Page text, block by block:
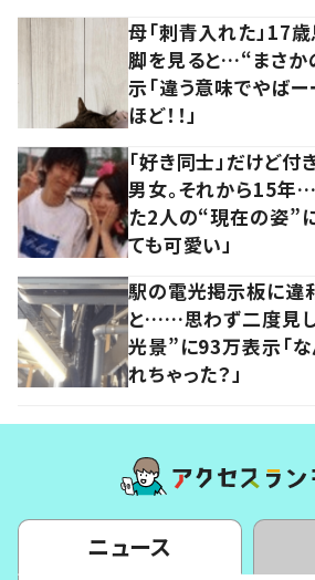
母「刺青入れた」17歳
脚を見ると…“まさ
示「違う意味でやばー
ほど！！」
「好き同士」だけど付
男女。それから15年
た2人の“現在の姿”
ても可愛い」
駅の電光掲示板に違
と……思わず二度見し
光景”に93万表示「な
れちゃった？」
ニュース